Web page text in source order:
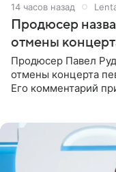
14 часов назад
Продюсер
отмены
Продюсер Павел
отмены концерта
Его комментарий